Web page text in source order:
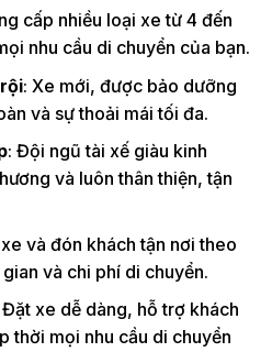
cấp nhiều loại xe từ 4 đến
nhu cầu di chuyển của bạn.
: Xe mới, được bảo dưỡng
và sự thoải mái tối đa.
: Đội ngũ tài xế giàu kinh
và luôn thân thiện, tận
và đón khách tận nơi theo
và chi phí di chuyển.
xe dễ dàng, hỗ trợ khách
thời mọi nhu cầu di chuyển